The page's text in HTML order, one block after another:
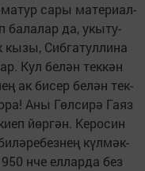
ма­тур са­ры ма­те­ри­ал­
ба­ла­лар да, укы­ту­
Сиб­га­тул­ли­на
Кул бе­лән тек­кән
ак би­сер бе­лән тек­
Аны Гөл­си­рә Га­яз
йөр­гән. Ке­ро­син
күл­мәк-
нче ел­лар­да без